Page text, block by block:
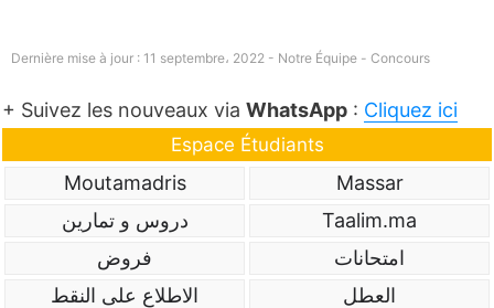
Dernière mise à jour : 11 septembre، 2022 - Notre Équipe - Concours
+ Suivez les nouveaux via WhatsApp : Cliquez ici
Espace Étudiants
Massar
Moutamadris
Taalim.ma
دروس و تمارين
امتحانات
فروض
العطل
الاطلاع على النقط